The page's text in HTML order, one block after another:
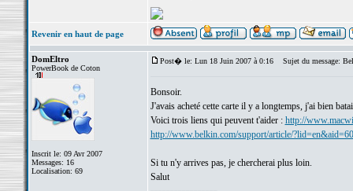
Revenir en haut de page
DomEltro
PowerBook de Coton
Inscrit le: 09 Avr 2007
Messages: 16
Localisation: 69
Post� le: Lun 18 Juin 2007 à 0:16 Sujet du message:
Bonsoir.
J'avais acheté cette carte il y a longtemps, j'ai bien
Voici trois liens qui peuvent t'aider : http://
http://www.belkin.com/support/article/
Si tu n'y arrives pas, je chercherai plus loin.
Salut